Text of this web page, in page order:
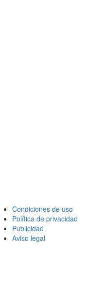
Condiciones de uso
Política de privacidad
Publicidad
Aviso legal